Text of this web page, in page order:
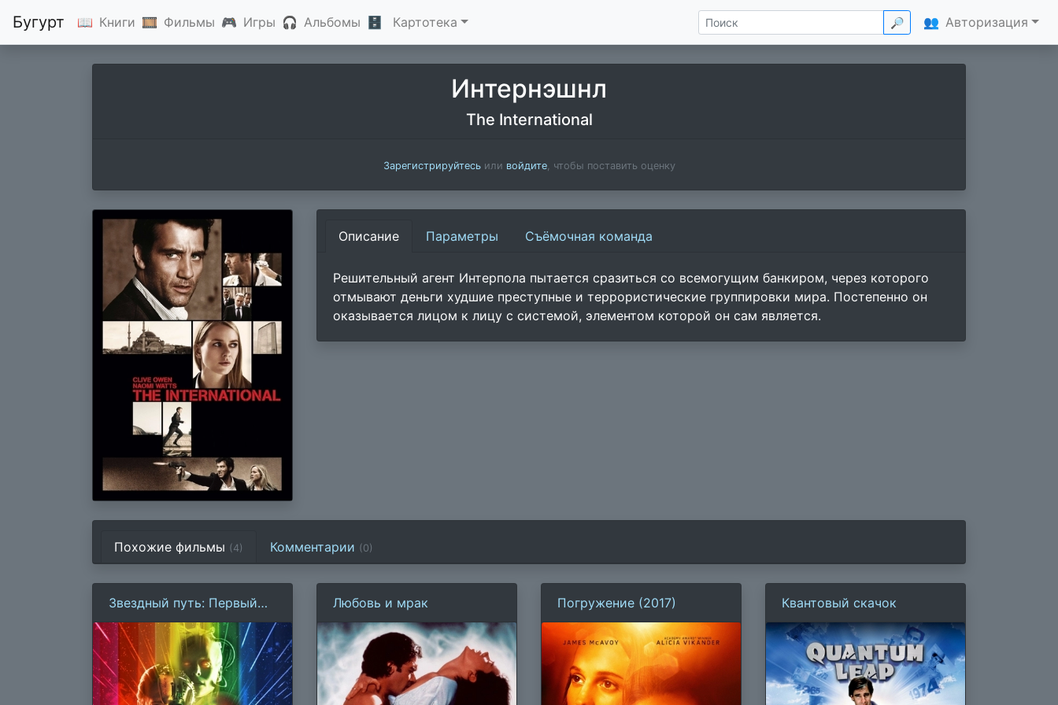
Бугурт 📖 Книги 🎞 Фильмы 🎮 Игры 🎧 Альбомы 🗄 Картотека 🔎 👥 Авторизация
Интернэшнл
The International
Зарегистрируйтесьили войдите, чтобы поставить оценку
Описание Параметры Съёмочная команда
Решительный агент Интерпола пытается сразиться со всемогущим банкиром, через которого
отмывают деньги худшие преступные и террористические группировки мира. Постепенно он
оказывается лицом к лицу с системой, элементом которой он сам является.
Похожие фильмы (4) Комментарии (0)
Звездный путь: Первый
контакт
Любовь и мрак Погружение (2017) Квантовый скачок